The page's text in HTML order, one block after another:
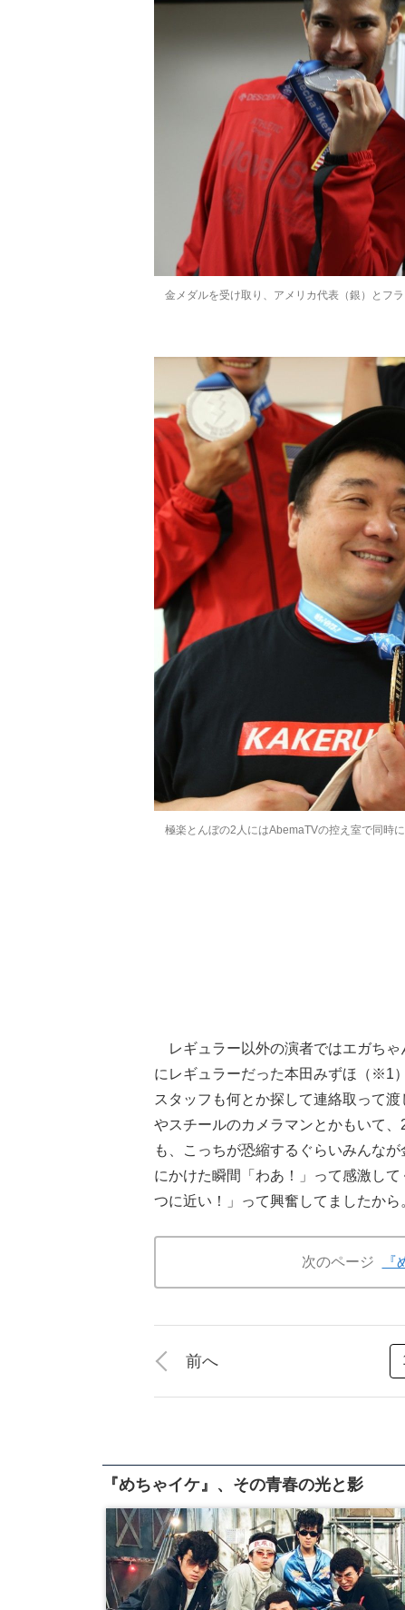
金メダルを受け取り、アメリカ代表（銀）と
極楽とんぼの2人にはAbemaTVの控え室で同
レギュラー以外の演者ではエガちゃ
にレギュラーだった本田みずほ（※1
スタッフも何とか探して連絡取って
やスチールのカメラマンとかもいて
も、こっちが恐縮するぐらいみんな
にかけた瞬間「わあ！」って感激し
つに近い！」って興奮してましたから
次のページ
前へ
『めちゃイケ』、その青春の光と影